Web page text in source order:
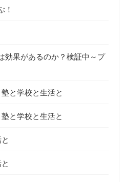
！
効果があるのか？検証中～プ
と学校と生活と
と学校と生活と